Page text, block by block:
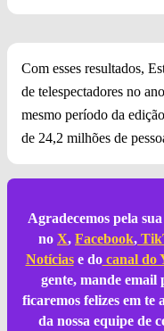
Com esses resultados,
de telespectadores no
mesmo período da
de 24,2 milhões de
Agradecemos pela
no X, Facebook,
Notíciase docanal do
gente, mande email
ficaremos felizes em te
da nossa equipe de